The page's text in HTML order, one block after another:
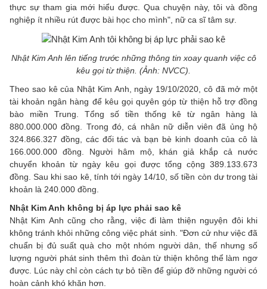
thực sự tham gia mới hiểu được. Qua chuyện này, tôi và đồng
nghiệp ít nhiều rút được bài học cho mình", nữ ca sĩ tâm sự.
Nhật Kim Anh lên tiếng trước những thông tin xoay quanh việc cô
kêu gọi từ thiện. (Ảnh: NVCC).
Theo sao kê của Nhật Kim Anh, ngày 19/10/2020, cô đã mở một
tài khoản ngân hàng để kêu gọi quyên góp từ thiện hỗ trợ đồng
bào miền Trung. Tổng số tiền thống kê từ ngân hàng là
880.000.000 đồng. Trong đó, cá nhân nữ diễn viên đã ủng hộ
324.866.327 đồng, các đối tác và bạn bè kinh doanh của cô là
166.000.000 đồng. Người hâm mộ, khán giả khắp cả nước
chuyển khoản từ ngày kêu gọi được tổng cộng 389.133.673
đồng. Sau khi sao kê, tính tới ngày 14/10, số tiền còn dư trong tài
khoản là 240.000 đồng.
Nhật Kim Anh không bị áp lực phải sao kê
Nhật Kim Anh cũng cho rằng, việc đi làm thiện nguyện đôi khi
không tránh khỏi những công việc phát sinh. "Đơn cử như việc đã
chuẩn bị đủ suất quà cho một nhóm người dân, thế nhưng số
lượng người phát sinh thêm thì đoàn từ thiện không thể làm ngơ
được. Lúc này chỉ còn cách tự bỏ tiền để giúp đỡ những người có
hoàn cảnh khó khăn hơn.